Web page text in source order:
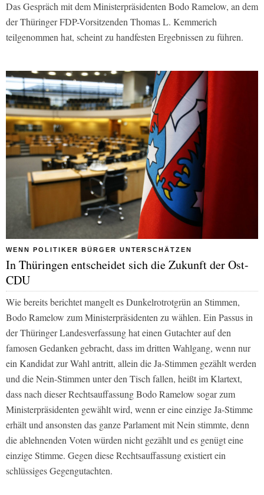
Das Gespräch mit dem Ministerpräsidenten Bodo Ramelow, an dem
der Thüringer FDP-Vorsitzenden Thomas L. Kemmerich
teilgenommen hat, scheint zu handfesten Ergebnissen zu führen.
WENN POLITIKER BÜRGER UNTERSCHÄTZEN
In Thüringen entscheidet sich die Zukunft der Ost-
CDU
Wie bereits berichtet mangelt es Dunkelrotrotgrün an Stimmen,
Bodo Ramelow zum Ministerpräsidenten zu wählen. Ein Passus in
der Thüringer Landesverfassung hat einen Gutachter auf den
famosen Gedanken gebracht, dass im dritten Wahlgang, wenn nur
ein Kandidat zur Wahl antritt, allein die Ja-Stimmen gezählt werden
und die Nein-Stimmen unter den Tisch fallen, heißt im Klartext,
dass nach dieser Rechtsauffassung Bodo Ramelow sogar zum
Ministerpräsidenten gewählt wird, wenn er eine einzige Ja-Stimme
erhält und ansonsten das ganze Parlament mit Nein stimmte, denn
die ablehnenden Voten würden nicht gezählt und es genügt eine
einzige Stimme. Gegen diese Rechtsauffassung existiert ein
schlüssiges Gegengutachten.